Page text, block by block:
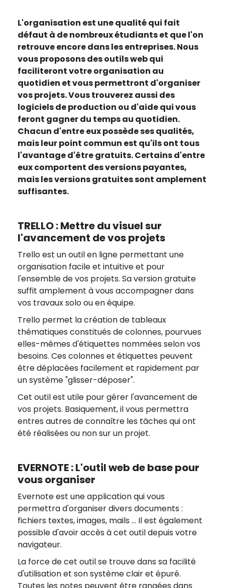
L'organisation est une qualité qui fait
défaut à de nombreux étudiants et que l'on
retrouve encore dans les entreprises. Nous
vous proposons des outils web qui
faciliteront votre organisation au
quotidien et vous permettront d'organiser
vos projets. Vous trouverez aussi des
logiciels de production ou d'aide qui vous
feront gagner du temps au quotidien.
Chacun d'entre eux possède ses qualités,
mais leur point commun est qu'ils ont tous
l'avantage d'être gratuits. Certains d'entre
eux comportent des versions payantes,
mais les versions gratuites sont amplement
suffisantes.
TRELLO : Mettre du visuel sur
l'avancement de vos projets
Trello est un outil en ligne permettant une
organisation facile et intuitive et pour
l'ensemble de vos projets. Sa version gratuite
suffit amplement à vous accompagner dans
vos travaux solo ou en équipe.
Trello permet la création de tableaux
thématiques constitués de colonnes, pourvues
elles-mêmes d'étiquettes nommées selon vos
besoins. Ces colonnes et étiquettes peuvent
être déplacées facilement et rapidement par
un système "glisser-déposer".
Cet outil est utile pour gérer l'avancement de
vos projets. Basiquement, il vous permettra
entres autres de connaître les tâches qui ont
été réalisées ou non sur un projet.
EVERNOTE : L'outil web de base pour
vous organiser
Evernote est une application qui vous
permettra d'organiser divers documents :
fichiers textes, images, mails ... Il est également
possible d'avoir accès à cet outil depuis votre
navigateur.
La force de cet outil se trouve dans sa facilité
d'utilisation et son système clair et épuré.
Toutes les notes peuvent être rangées dans